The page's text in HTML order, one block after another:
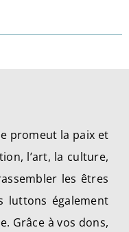
choisies
promeut la paix et
l’art, la culture,
les êtres
luttons également
Grâce à vos dons,